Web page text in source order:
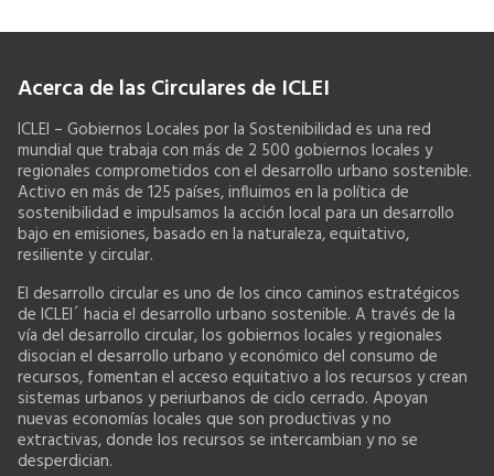
Acerca de las Circulares de ICLEI
ICLEI – Gobiernos Locales por la Sostenibilidad es una red
mundial que trabaja con más de 2 500 gobiernos locales y
regionales comprometidos con el desarrollo urbano sostenible.
Activo en más de 125 países, influimos en la política de
sostenibilidad e impulsamos la acción local para un desarrollo
bajo en emisiones, basado en la naturaleza, equitativo,
resiliente y circular.
El desarrollo circular es uno de los cinco caminos estratégicos
de ICLEI´ hacia el desarrollo urbano sostenible. A través de la
vía del desarrollo circular, los gobiernos locales y regionales
disocian el desarrollo urbano y económico del consumo de
recursos, fomentan el acceso equitativo a los recursos y crean
sistemas urbanos y periurbanos de ciclo cerrado. Apoyan
nuevas economías locales que son productivas y no
extractivas, donde los recursos se intercambian y no se
desperdician.